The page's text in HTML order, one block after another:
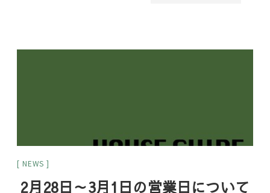
NEWS
2月28日～3月1日の営業日について